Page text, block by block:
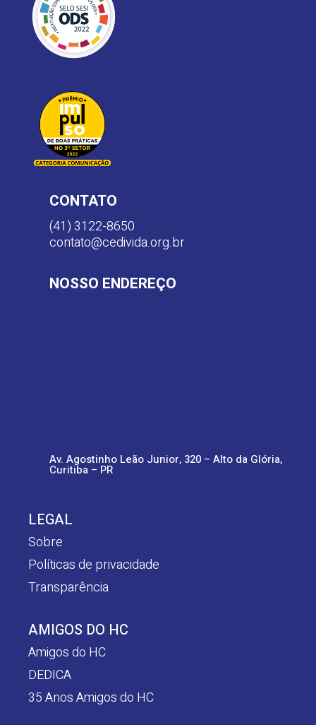
CONTATO
(41) 3122-8650
contato@cedivida.org.br
NOSSO ENDEREÇO
Av. Agostinho Leão Junior, 320 – Alto da Glória,
Curitiba – PR
LEGAL
Sobre
Políticas de privacidade
Transparência
AMIGOS DO HC
Amigos do HC
DEDICA
35 Anos Amigos do HC